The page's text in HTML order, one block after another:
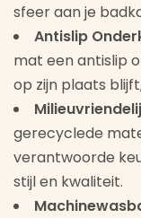
sfeer aan je
Antislip
mat een antislip
op zijn plaats
gerecyclede
verantwoorde
stijl en kwaliteit.